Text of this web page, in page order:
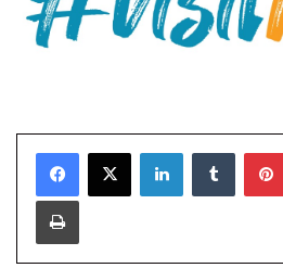
LinkedInTumblr
Yazdır